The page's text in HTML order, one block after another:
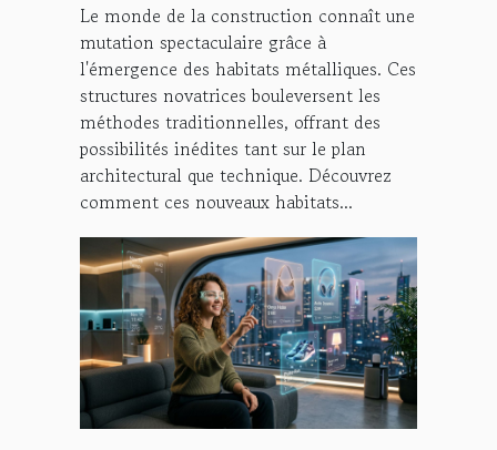
Le monde de la construction connaît une
mutation spectaculaire grâce à
l'émergence des habitats métalliques. Ces
structures novatrices bouleversent les
méthodes traditionnelles, offrant des
possibilités inédites tant sur le plan
architectural que technique. Découvrez
comment ces nouveaux habitats...